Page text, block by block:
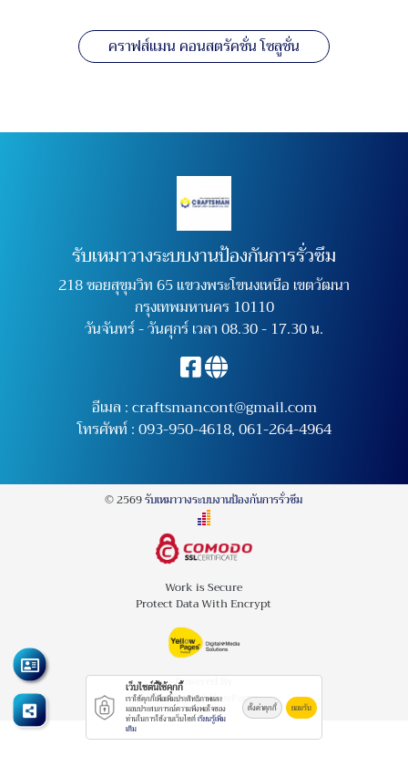
คราฟส์แมน คอนสตรัคชั่น โซลูชั่น
รับเหมาวางระบบงานป้องกันการรั่วซึม
218 ซอยสุขุมวิท 65 แขวงพระโขนงเหนือ เขตวัฒนา
กรุงเทพมหานคร 10110
วันจันทร์ - วันศุกร์ เวลา 08.30 - 17.30 น.
อีเมล :craftsmancont@gmail.com
โทรศัพท์ :093-950-4618,061-264-4964
© 2569รับเหมาวางระบบงานป้องกันการรั่วซึม
Work is Secure
Protect Data With Encrypt
Powered By
Thailand YellowPages
เว็บไซต์นี้ใช้คุกกี้
เราใช้คุกกี้เพื่อเพิ่มประสิทธิภาพและ
มอบประสบการณ์ความพึงพอใจของ
ท่านในการใช้งานเว็บไซต์เรียนรู้เพิ่ม
เติม
ตั้งค่าคุกกี้ ยอมรับ